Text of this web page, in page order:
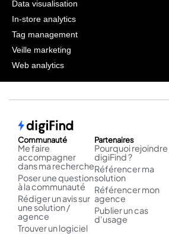
Data visualisation
In-store analytics
Tag management
Veille marketing
Web analytics
Communauté
Me faire
accompagner
dans ma recherche
Poser une question
à la communauté
Rédiger un avis sur
une solution /
agence
Trouver un logiciel
Partenaires
Pourquoi rejoindre
digiFind ?
Référencer ma
solution
Référencer mon
agence
Publier un cas
d'usage